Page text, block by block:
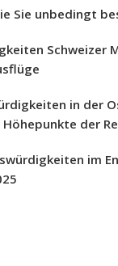
Sie unbedingt
Schweizer
in der
Höhepunkte der
im